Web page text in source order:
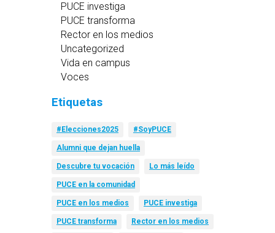
PUCE investiga
PUCE transforma
Rector en los medios
Uncategorized
Vida en campus
Voces
Etiquetas
#Elecciones2025 #SoyPUCE
Alumni que dejan huella
Descubre tu vocación Lo más leído
PUCE en la comunidad
PUCE en los medios PUCE investiga
PUCE transforma Rector en los medios